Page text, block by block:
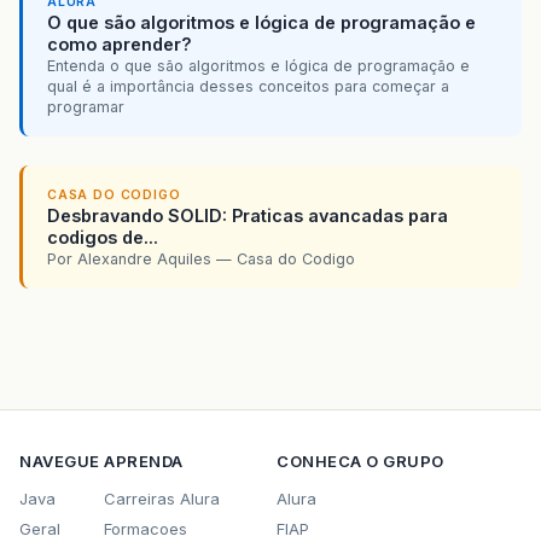
O que são algoritmos e lógica de programação e
como aprender?
Entenda o que são algoritmos e lógica de programação e
qual é a importância desses conceitos para começar a
programar
CASA DO CODIGO
Desbravando SOLID: Praticas avancadas para
codigos de...
Por Alexandre Aquiles — Casa do Codigo
NAVEGUE
Java
Geral
APRENDA
Carreiras Alura
Formacoes
CONHECA O GRUPO
Alura
FIAP